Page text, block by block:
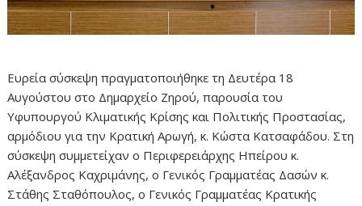
Ευρεία σύσκεψη πραγματοποιήθηκε τη Δευτέρα 18
Αυγούστου στο Δημαρχείο Ζηρού, παρουσία του
Υφυπουργού Κλιματικής Κρίσης και Πολιτικής Προστασίας,
αρμόδιου για την Κρατική Αρωγή, κ. Κώστα Κατσαφάδου. Στη
σύσκεψη συμμετείχαν ο Περιφερειάρχης Ηπείρου κ.
Αλέξανδρος Καχριμάνης, ο Γενικός Γραμματέας Δασών κ.
Στάθης Σταθόπουλος, ο Γενικός Γραμματέας Κρατικής